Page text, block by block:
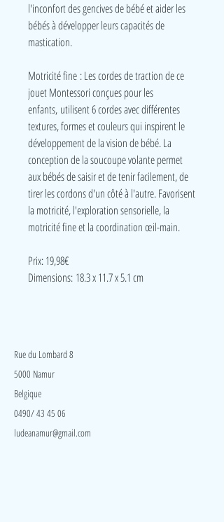
l'inconfort des gencives de bébé et aider les
bébés à développer leurs capacités de
mastication.
Motricité fine : Les cordes de traction de ce
jouet Montessori conçues pour les
enfants, utilisent 6 cordes avec différentes
textures, formes et couleurs qui inspirent le
développement de la vision de bébé. La
conception de la soucoupe volante permet
aux bébés de saisir et de tenir facilement, de
tirer les cordons d'un côté à l'autre. Favorisent
la motricité, l'exploration sensorielle, la
motricité fine et la coordination œil-main.
Prix: 19,98€
Dimensions: 18.3 x 11.7 x 5.1 cm
Rue du Lombard 8
5000 Namur
Belgique
0490/ 43 45 06
ludeanamur@gmail.com